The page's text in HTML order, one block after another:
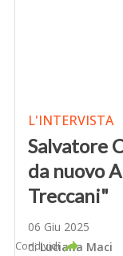
L'INTERVISTA
Salvatore
da nuovo
Treccani"
06 Giu 2025
diLuciana Maci
Condividi